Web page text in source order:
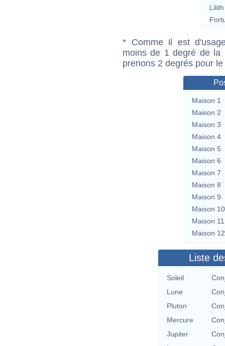
Lilith
* Comme il est
moins de 1 degré de la
prenons 2 degrés pour
Maison 1
Maison 2
Maison 3
Maison 4
Maison 5
Maison 6
Maison 7
Maison 8
Maison 9
Maison 10
Maison 11
Maison 12
Liste
Soleil
Lune
Pluton
Mercure
Jupiter